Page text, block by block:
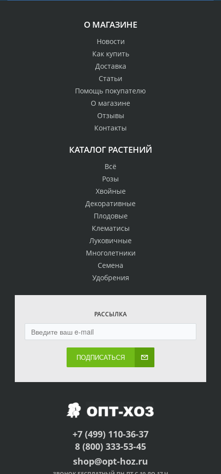
О МАГАЗИНЕ
Новости
Как купить
Доставка
Статьи
Помощь покупателю
О магазине
Отзывы
Контакты
КАТАЛОГ РАСТЕНИЙ
Всё
Розы
Хвойные
Декоративные
Плодовые
Клематисы
Луковичные
Многолетники
Семена
Удобрения
РАССЫЛКА
ПОДПИСАТЬСЯ
+7 (499) 110-36-37
8 (800) 333-53-45
shop@opt-hoz.ru